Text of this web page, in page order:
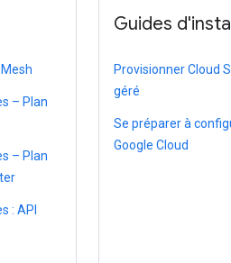
– Plan
– Plan
: API
Guides
Provisionner Cloud
géré
Se préparer à
Google Cloud